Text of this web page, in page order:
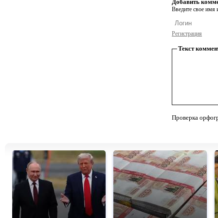
Добавить
Введите свое имя
Регистрация
Текст
Проверка